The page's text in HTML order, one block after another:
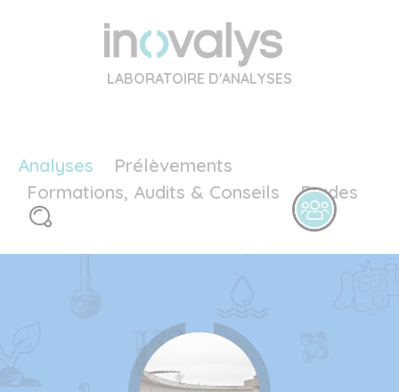
LABORATOIRE D'ANALYSES
Analyses
Prélèvements
Formations, Audits & Conseils
Etudes